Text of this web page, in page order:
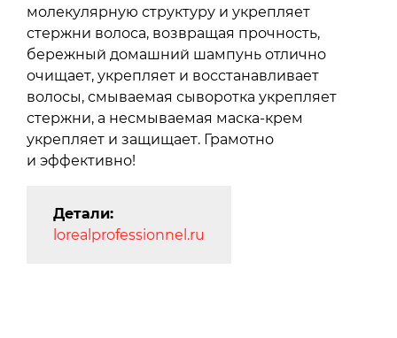
молекулярную структуру и укрепляет
стержни волоса, возвращая прочность,
бережный домашний шампунь отлично
очищает, укрепляет и восстанавливает
волосы, смываемая сыворотка укрепляет
стержни, а несмываемая маска-крем
укрепляет и защищает. Грамотно
и эффективно!
Детали:
lorealprofessionnel.ru